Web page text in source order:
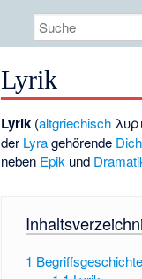
Lyrik
Lyrik (altgriechisch
der Lyragehörende
neben Epik und
1 Begriffsgeschichte